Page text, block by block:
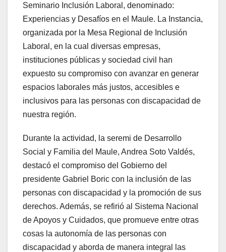
Seminario Inclusión Laboral, denominado:
Experiencias y Desafíos en el Maule. La Instancia,
organizada por la Mesa Regional de Inclusión
Laboral, en la cual diversas empresas,
instituciones públicas y sociedad civil han
expuesto su compromiso con avanzar en generar
espacios laborales más justos, accesibles e
inclusivos para las personas con discapacidad de
nuestra región.
Durante la actividad, la seremi de Desarrollo
Social y Familia del Maule, Andrea Soto Valdés,
destacó el compromiso del Gobierno del
presidente Gabriel Boric con la inclusión de las
personas con discapacidad y la promoción de sus
derechos. Además, se refirió al Sistema Nacional
de Apoyos y Cuidados, que promueve entre otras
cosas la autonomía de las personas con
discapacidad y aborda de manera integral las